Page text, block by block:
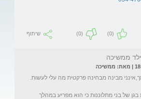
(0)
(0) שיתוף
של בני מתלוננות כי הוא מפריע במהלך